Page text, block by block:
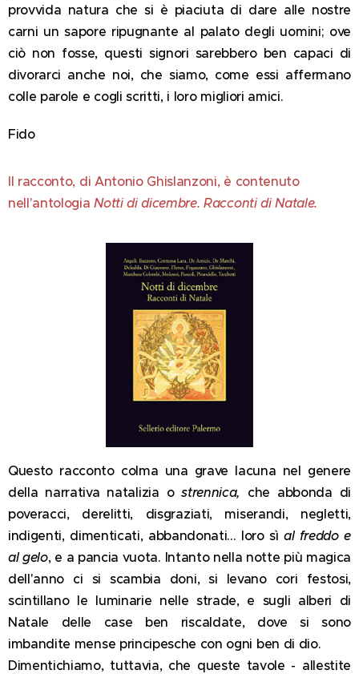
provvida natura che si è piaciuta di dare alle nostre
carni un sapore ripugnante al palato degli uomini; ove
ciò non fosse, questi signori sarebbero ben capaci di
divorarci anche noi, che siamo, come essi affermano
colle parole e cogli scritti, i loro migliori amici.
Fido
Il racconto, di Antonio Ghislanzoni, è contenuto
nell'antologiaNotti di dicembre. Racconti di Natale.
Questo racconto colma una grave lacuna nel genere
della narrativa natalizia ostrennica, che abbonda di
poveracci, derelitti, disgraziati, miserandi, negletti,
indigenti, dimenticati, abbandonati... loro sì al freddo e
al gelo, e a pancia vuota. Intanto nella notte più magica
dell'anno ci si scambia doni, si levano cori festosi,
scintillano le luminarie nelle strade, e sugli alberi di
Natale delle case ben riscaldate, dove si sono
imbandite mense principesche con ogni ben di dio.
Dimentichiamo, tuttavia, che queste tavole - allestite